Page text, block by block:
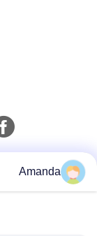
Amanda